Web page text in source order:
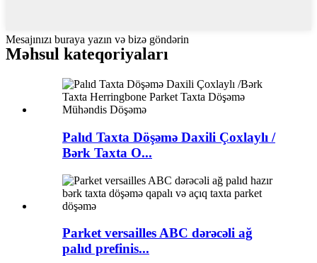
Mesajınızı buraya yazın və bizə göndərin
Məhsul kateqoriyaları
Palıd Taxta Döşəmə Daxili Çoxlaylı /
Bərk Taxta O...
Parket versailles ABC dərəcəli ağ
palıd prefinis...